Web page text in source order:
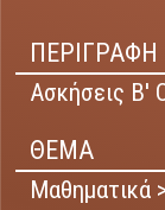
ΠΕΡΙΓΡΑΦΗ
Ασκήσεις Β'
ΘΕΜΑ
Μαθηματικά